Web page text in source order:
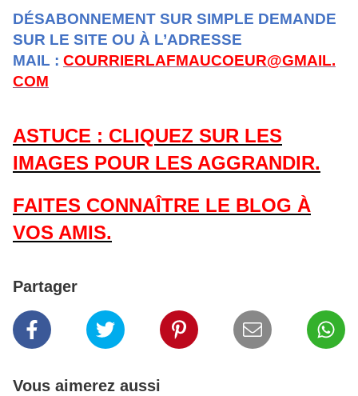
DÉSABONNEMENT SUR SIMPLE DEMANDE
SUR LE SITE OU À L’ADRESSE
MAIL : COURRIERLAFMAUCOEUR@GMAIL.
COM
ASTUCE : CLIQUEZ SUR LES
IMAGES POUR LES AGGRANDIR.
FAITES CONNAÎTRE LE BLOG À
VOS AMIS.
Partager
Vous aimerez aussi